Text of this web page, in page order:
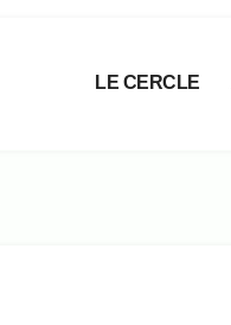
LE CERCLE